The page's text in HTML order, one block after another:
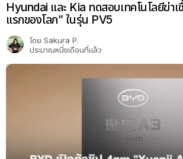
Hyundai และ Kia ทดสอบเทคโนโลยีฆ่า
แรกของโลก” ในรุ่น PV5
โดย Sakura P.
ประมาณหนึ่งเดือนที่แล้ว